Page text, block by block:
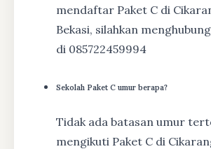
mendaftar Paket C di
Bekasi, silahkan
di 085722459994
Sekolah Paket C umur berapa?
Tidak ada batasan umur
mengikuti Paket C di